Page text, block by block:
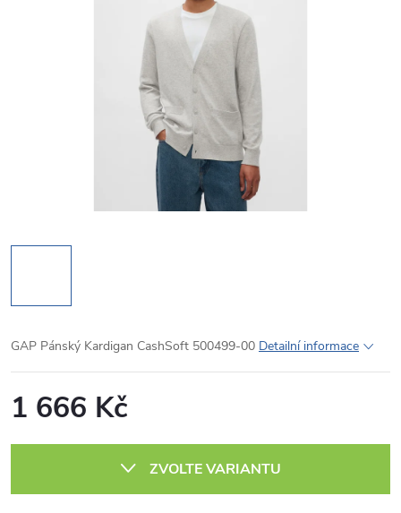
GAP Pánský Kardigan CashSoft 500499-00 Detailní informace
1 666 Kč
ZVOLTE VARIANTU